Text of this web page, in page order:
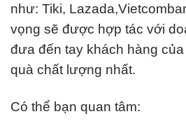
như: Tiki,
vọng sẽ được hợp tác với
đưa đến tay khách hàng
quà chất lượng nhất.
Có thể bạn quan tâm: